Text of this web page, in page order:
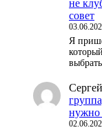
не
совет
Я
Сергей
нужно